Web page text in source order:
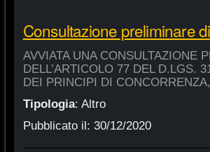
Consultazione preliminare
AVVIATA UNA CONSULTAZIONE
DELL’ARTICOLO 77 DEL D.LGS.
DEI PRINCIPI DI
Tipologia: Altro
Pubblicato il: 30/12/2020